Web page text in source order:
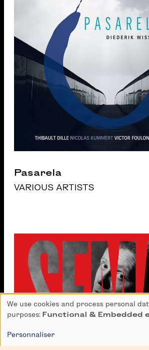
Pasarela
VARIOUS ARTISTS
Use
of
We use cookies and process personal
purposes: Functional & Embedded
Personnaliser